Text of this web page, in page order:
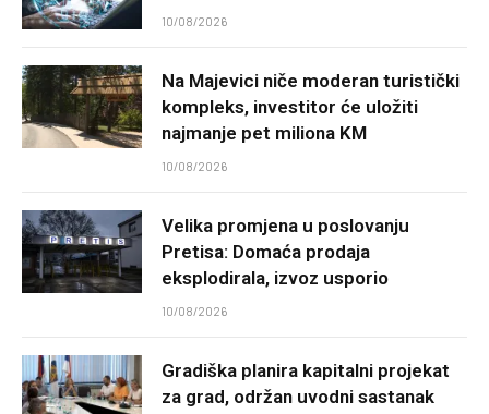
10/08/2026
Na Majevici niče moderan turistički
kompleks, investitor će uložiti
najmanje pet miliona KM
10/08/2026
Velika promjena u poslovanju
Pretisa: Domaća prodaja
eksplodirala, izvoz usporio
10/08/2026
Gradiška planira kapitalni projekat
za grad, održan uvodni sastanak